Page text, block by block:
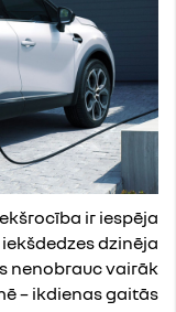
ir iespēja
dzinēja
nenobrauc vairāk
– ikdienas gaitās